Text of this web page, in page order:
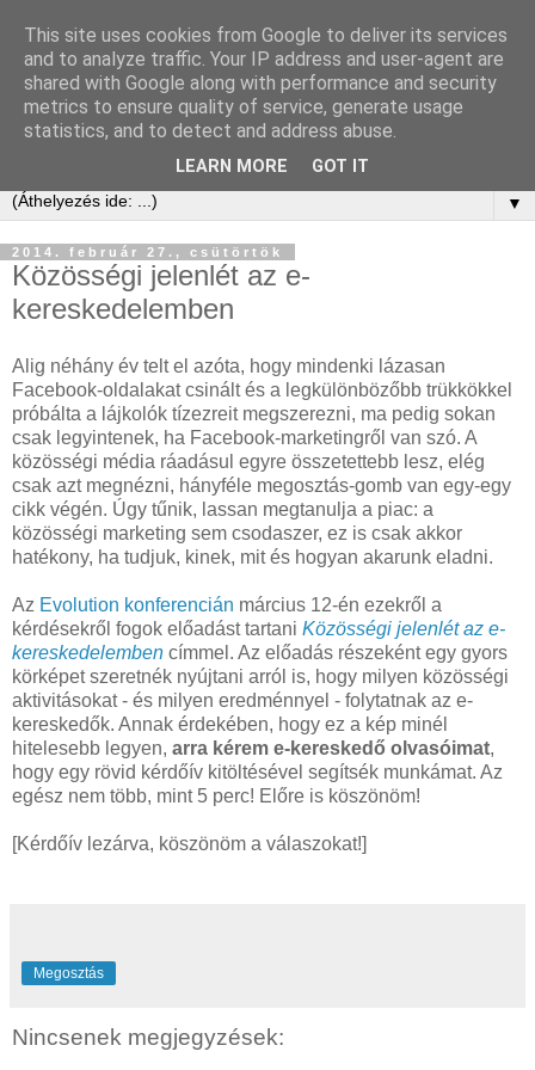
Kis Ervin Egon | e-ker blog
Elektronikus kereskedelem tanácsadás és blog -
laikusoknak, kezdőknek, érdeklődőknek és profiknak
▼
2014. február 27., csütörtök
Közösségi jelenlét az e-
kereskedelemben
Alig néhány év telt el azóta, hogy mindenki lázasan
Facebook-oldalakat csinált és a legkülönbözőbb trükkökkel
próbálta a lájkolók tízezreit megszerezni, ma pedig sokan
csak legyintenek, ha Facebook-marketingről van szó. A
közösségi média ráadásul egyre összetettebb lesz, elég
csak azt megnézni, hányféle megosztás-gomb van egy-egy
cikk végén. Úgy tűnik, lassan megtanulja a piac: a
közösségi marketing sem csodaszer, ez is csak akkor
hatékony, ha tudjuk, kinek, mit és hogyan akarunk eladni.
Az Evolution konferencián március 12-én ezekről a
kérdésekről fogok előadást tartani Közösségi jelenlét az e-
kereskedelemben címmel. Az előadás részeként egy gyors
körképet szeretnék nyújtani arról is, hogy milyen közösségi
aktivitásokat - és milyen eredménnyel - folytatnak az e-
kereskedők. Annak érdekében, hogy ez a kép minél
hitelesebb legyen, arra kérem e-kereskedő olvasóimat,
hogy egy rövid kérdőív kitöltésével segítsék munkámat. Az
egész nem több, mint 5 perc! Előre is köszönöm!
[Kérdőív lezárva, köszönöm a válaszokat!]
Megosztás
Nincsenek megjegyzések:
This site uses cookies from Google to deliver its services
and to analyze traffic. Your IP address and user-agent are
shared with Google along with performance and security
metrics to ensure quality of service, generate usage
statistics, and to detect and address abuse.
LEARN MORE GOT IT